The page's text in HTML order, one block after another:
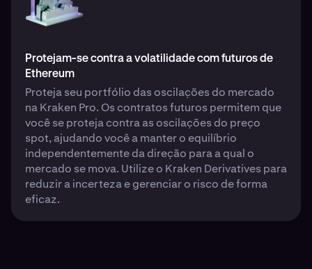
Protejam-se contra a volatilidade com futuros de
Ethereum
Proteja seu portfólio das oscilações do mercado
na Kraken Pro. Os contratos futuros permitem que
você se proteja contra as oscilações do preço
spot, ajudando você a manter o equilíbrio
independentemente da direção para a qual o
mercado se mova. Utilize o Kraken Derivatives para
reduzir a incerteza e gerenciar o risco de forma
eficaz.